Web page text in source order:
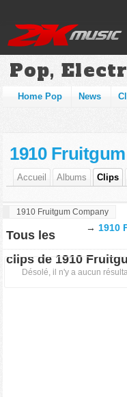
Pop,
Home Pop News
1910
Accueil Albums Clips
1910 Fruitgum Company
→ 1910
Tous les
clips de 1910
Désolé, il n'y a aucun